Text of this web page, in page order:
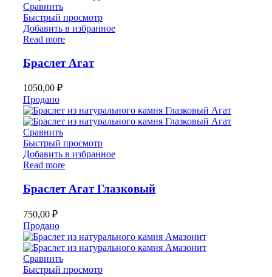
Сравнить
Быстрый просмотр
Добавить в избранное
Read more
Браслет Агат
1050,00 ₽
Продано
Сравнить
Быстрый просмотр
Добавить в избранное
Read more
Браслет Агат Глазковый
750,00 ₽
Продано
Сравнить
Быстрый просмотр